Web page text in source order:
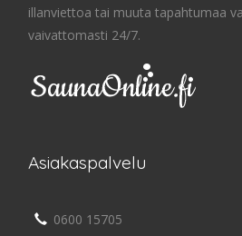
illanviettoa tai muuta tapahtumaa
vaivattomasti 24/7.
Asiakaspalvelu
0600 15705